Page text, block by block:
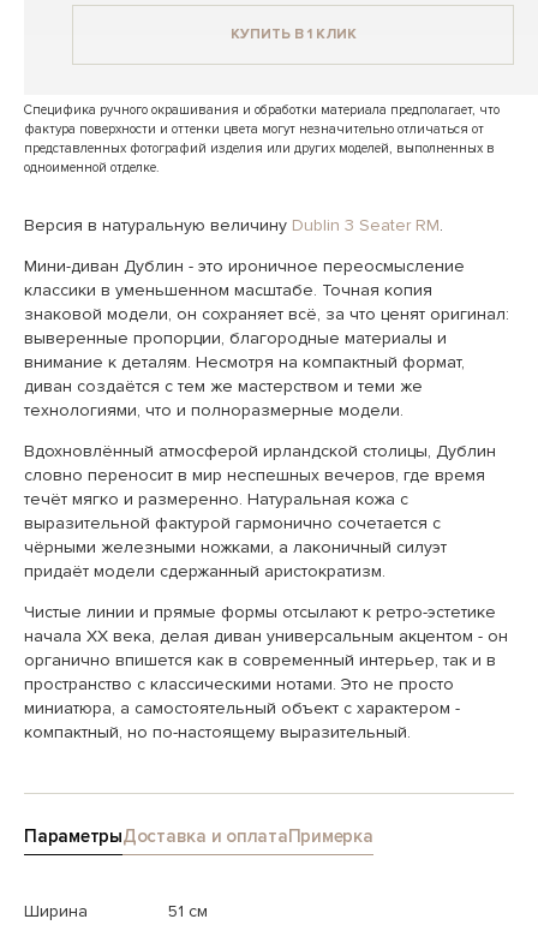
КУПИТЬ В 1 КЛИК
Специфика ручного окрашивания и обработки материала предполагает, что
фактура поверхности и оттенки цвета могут незначительно отличаться от
представленных фотографий изделия или других моделей, выполненных в
одноименной отделке.
Версия в натуральную величину Dublin 3 Seater RM.
Мини-диван Дублин - это ироничное переосмысление
классики в уменьшенном масштабе. Точная копия
знаковой модели, он сохраняет всё, за что ценят оригинал:
выверенные пропорции, благородные материалы и
внимание к деталям. Несмотря на компактный формат,
диван создаётся с тем же мастерством и теми же
технологиями, что и полноразмерные модели.
Вдохновлённый атмосферой ирландской столицы, Дублин
словно переносит в мир неспешных вечеров, где время
течёт мягко и размеренно. Натуральная кожа с
выразительной фактурой гармонично сочетается с
чёрными железными ножками, а лаконичный силуэт
придаёт модели сдержанный аристократизм.
Чистые линии и прямые формы отсылают к ретро-эстетике
начала ХХ века, делая диван универсальным акцентом - он
органично впишется как в современный интерьер, так и в
пространство с классическими нотами. Это не просто
миниатюра, а самостоятельный объект с характером -
компактный, но по-настоящему выразительный.
ПараметрыДоставка и оплатаПримерка
Ширина
51 см